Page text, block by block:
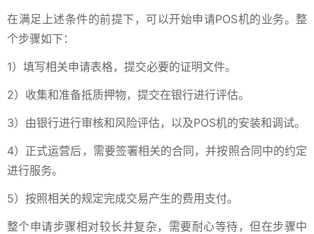
在满足上述条件的前提下，可以开始申请POS机的业务。整
个步骤如下：
1）填写相关申请表格，提交必要的证明文件。
2）收集和准备抵质押物，提交在银行进行评估。
3）由银行进行审核和风险评估，以及POS机的安装和调试。
4）正式运营后，需要签署相关的合同，并按照合同中的约定
进行服务。
5）按照相关的规定完成交易产生的费用支付。
整个申请步骤相对较长并复杂，需要耐心等待，但在步骤中